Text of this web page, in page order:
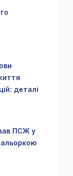
деталі
ПСЖ у